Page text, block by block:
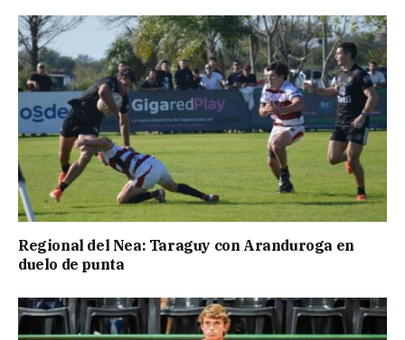
Regional del Nea: Taraguy con Aranduroga en
duelo de punta